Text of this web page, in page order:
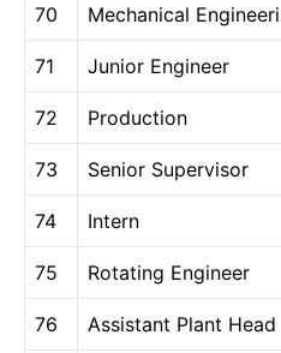
70 Mechanical
71 Junior Engineer
72 Production
73 Senior Supervisor
74 Intern
75 Rotating Engineer
76 Assistant Plant Head